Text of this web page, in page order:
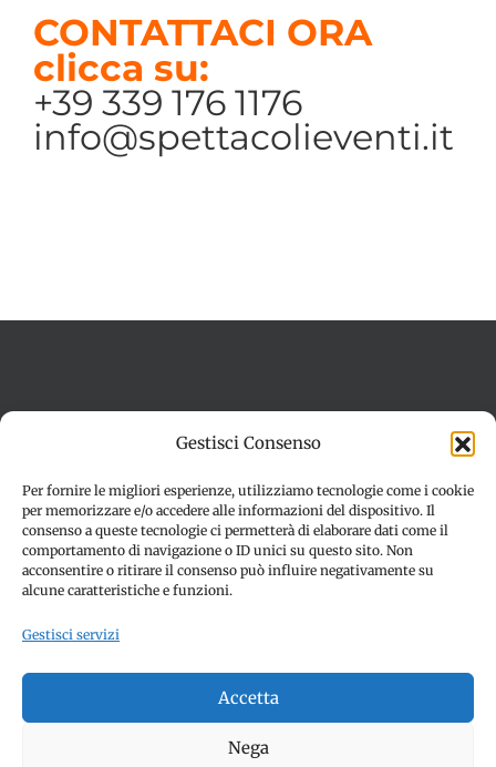
Gestisci Consenso
Per fornire le migliori esperienze, utilizziamo tecnologie come i cookie
per memorizzare e/o accedere alle informazioni del dispositivo. Il
consenso a queste tecnologie ci permetterà di elaborare dati come il
comportamento di navigazione o ID unici su questo sito. Non
acconsentire o ritirare il consenso può influire negativamente su
alcune caratteristiche e funzioni.
Gestisci servizi
Accetta
Nega
CONTATTACI ORA
clicca su:
+39 339 176 1176
info@spettacolieventi.it
Disconoscimento
© Copyright 2012 -2026 | SPETTACOLI EVENTI - CIVITANOVA
MARCHE (MC) - Partita iva: 01907890436 | ALL RIGHTS
RESERVED | Made with ❤️ by